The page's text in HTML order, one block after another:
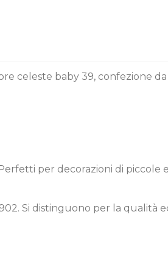
celeste baby 39, confezione da
per decorazioni di piccole
Si distinguono per la qualità